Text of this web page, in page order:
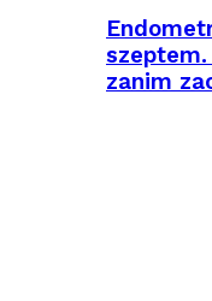
szeptem.
zanim